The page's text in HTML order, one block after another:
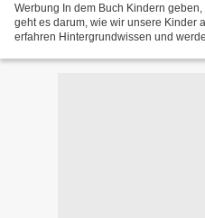
Werbung In dem Buch Kindern
geht es darum, wie wir unsere Kinder
erfahren Hintergrundwissen und